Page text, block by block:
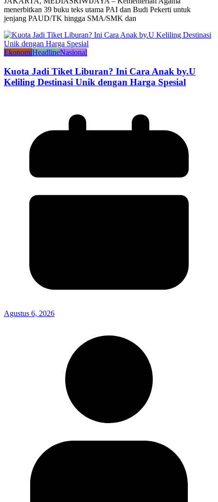
menerbitkan 39 buku teks utama PAI dan Budi Pekerti untuk
jenjang PAUD/TK hingga SMA/SMK dan
EkonomiHeadlineNasional
Kuota Jadi Tiket Liburan? Ini Cara Anak by.U
Keliling Destinasi Unik dengan Harga Spesial
Agustus 6, 2026